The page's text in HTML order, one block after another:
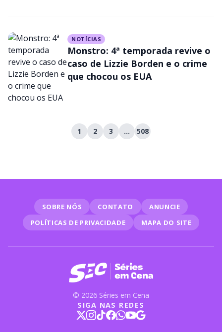
NOTÍCIAS
Monstro: 4ª temporada revive o
caso de Lizzie Borden e o crime
que chocou os EUA
1 2 3 … 508
SOBRE NÓS CONTATO
ANUNCIE
POLÍTICAS DE PRIVACIDADE
MAPA DO SITE
© 2026 Séries em Cena
SIGA NAS REDES